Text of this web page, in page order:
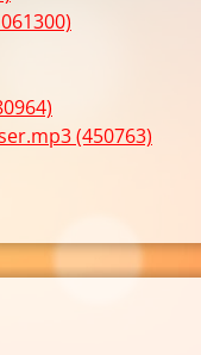
(450763)